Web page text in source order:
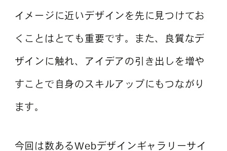
イメージに近いデザインを先に見つけてお
くことはとても重要です。また、良質なデ
ザインに触れ、アイデアの引き出しを増や
すことで自身のスキルアップにもつながり
ます。
今回は数あるWebデザインギャラリーサイ